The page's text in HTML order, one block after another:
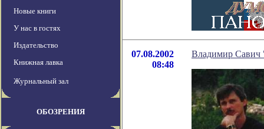
Новые книги
У нас в гостях
Издательство
Книжная лавка
Журнальный зал
ОБОЗРЕНИЯ
07.08.2002
08:48
Владимир Савич